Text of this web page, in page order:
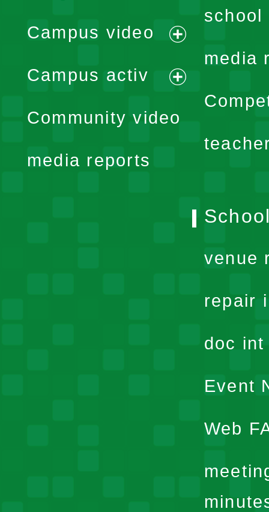
school
media
Campus video
expand
menu
Campus activ
expand
Community video
media reports
venue
repair
doc
Event
Web